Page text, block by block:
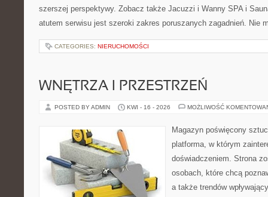
szerszej perspektywy. Zobacz także Jacuzzi i Wanny SPA i
atutem serwisu jest szeroki zakres poruszanych zagadnień. Nie
CATEGORIES: NIERUCHOMOŚCI
WNĘTRZA I PRZESTRZEŃ
POSTED BY ADMIN KWI - 16 - 2026 MOŻLIWOŚĆ
Magazyn poświęcony
platforma, w którym
doświadczeniem. Strona
osobach, które chcą
a także trendów